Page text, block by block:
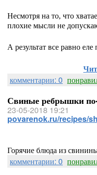
Несмотря на то, что
плохие мысли не
А результат все равно еле
комментарии: 0
Свиные ребрышки
23-05-2018 19:21
povarenok.ru/recipes/
Горячие блюда из
комментарии: 0